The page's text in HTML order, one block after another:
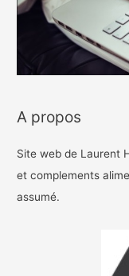
A propos
Site web de Laurent
et complements
assumé.